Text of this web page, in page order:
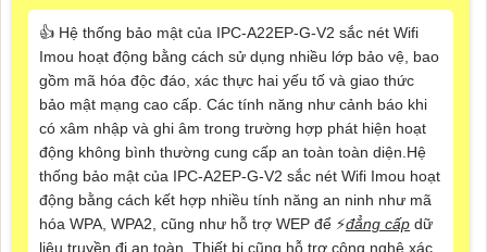
👍 Hệ thống bảo mật của IPC-A22EP-G-V2 sắc nét Wifi
Imou hoạt động bằng cách sử dụng nhiều lớp bảo vệ, bao
gồm mã hóa độc đáo, xác thực hai yếu tố và giao thức
bảo mật mạng cao cấp. Các tính năng như cảnh báo khi
có xâm nhập và ghi âm trong trường hợp phát hiện hoạt
động không bình thường cung cấp an toàn toàn diện.Hệ
thống bảo mật của IPC-A2EP-G-V2 sắc nét Wifi Imou hoạt
động bằng cách kết hợp nhiều tính năng an ninh như mã
hóa WPA, WPA2, cũng như hỗ trợ WEP để ️⚡đẳng cấp dữ
liệu truyền đi an toàn. Thiết bị cũng hỗ trợ công nghệ xác